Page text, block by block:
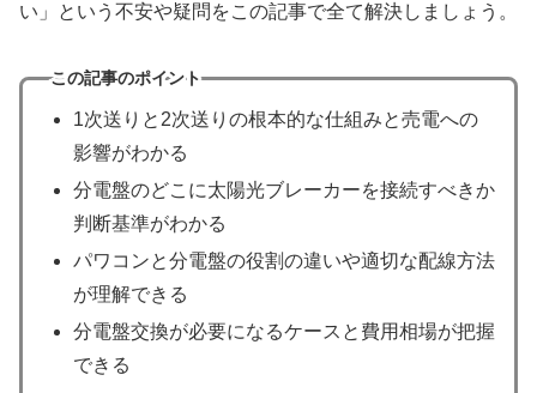
い」という不安や疑問をこの記事で全て解決しましょう。
この記事のポイント
1次送りと2次送りの根本的な仕組みと売電への
影響がわかる
分電盤のどこに太陽光ブレーカーを接続すべきか
判断基準がわかる
パワコンと分電盤の役割の違いや適切な配線方法
が理解できる
分電盤交換が必要になるケースと費用相場が把握
できる